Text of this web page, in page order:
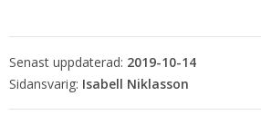
Senast uppdaterad: 2019-10-14
Isabell Niklasson